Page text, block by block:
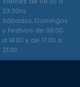
23:30hs
Sábados, Domingos
y Festivos de 08:00
a 14:00 y de 17:00 a
21:00.